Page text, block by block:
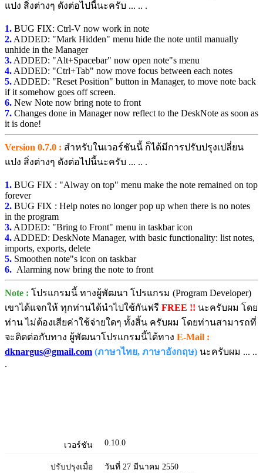
แปง สิ่งต่างๆ ดังต่อไปนี้นะครับ ... .. .
1. BUG FIX: Ctrl-V now work in note
2.ADDED: "Mark Hidden" menu hide the note until manually
unhide in the Manager
3.ADDED: "Alt+Spacebar" now open note"s menu
4.ADDED: "Ctrl+Tab" now move focus between each notes
5.ADDED: "Reset Position" button in Manager, to move note back
if it somehow goes off screen.
6. New Note now bring note to front
7. Changes done in Manager now reflect to the DeskNote as soon as
it is done!
Version 0.7.0 : สำหรับในเวอร์ชันนี้ ก็ได้มีการปรับปรุงเปลี่ยน
แปง สิ่งต่างๆ ดังต่อไปนี้นะครับ ... .. .
1. BUG FIX : "Alway on top" menu make the note remained on top
forever
2. BUG FIX : Help notes no longer pop up when there is no notes
in the program
3.ADDED: "Bring to Front" menu in taskbar icon
4.ADDED: DeskNote Manager, with basic functionality: list notes,
imports, exports, delete
5. Smoothen note"s icon on taskbar
6. Alarming now bring the note to front
Note : โปรแกรมนี้ ทางผู้พัฒนา โปรแกรม (Program Developer)
เขาได้แจกให้ ทุกท่านได้นำไปใช้กันฟรี FREE !! นะครับผม โดย
ท่าน ไม่ต้องเสียค่าใช้จ่ายใดๆ ทั้งสิ้น ครับผม โดยท่านสามารถที่
จะติดต่อกับทาง ผู้พัฒนาโปรแกรมนี้ได้ทาง E-Mail :
dknargus@gmail.com (ภาษาไทย, ภาษาอังกฤษ) นะครับผม ... ..
.
เวอร์ชัน 0.10.0
ปรับปรุงเมื่อ วันที่ 27 มีนาคม 2550